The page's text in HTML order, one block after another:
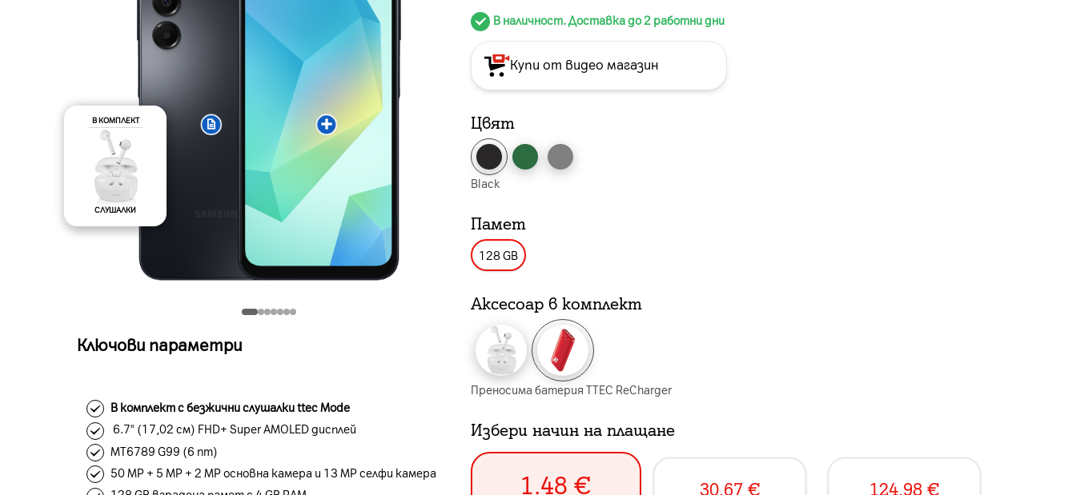
В КОМПЛЕКТ
СЛУШАЛКИ
Ключови параметри
В комплект с безжични слушалки ttec Mode
6.7" (17,02 см) FHD+ Super AMOLED дисплей
MT6789 G99 (6 nm)
50 MP + 5 MP + 2 MP основна камера и 13 MP селфи камера
В наличност. Доставка до 2 работни дни
Купи от видео магазин
Цвят
Black
Памет
128 GB
Аксесоар в комплект
Преносима батерия TTEC ReCharger
Избери начин на плащане
1.48 €
30.67 € 124.98 €